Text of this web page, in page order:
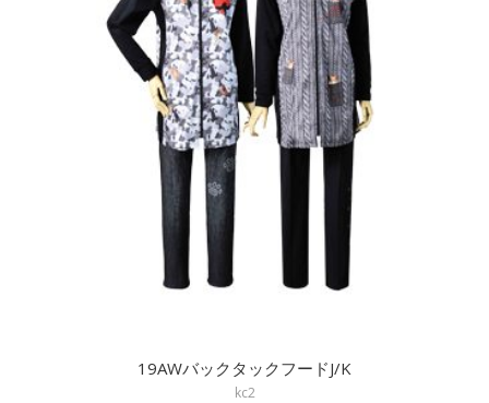
19AWバックタックフードJ/K
kc2